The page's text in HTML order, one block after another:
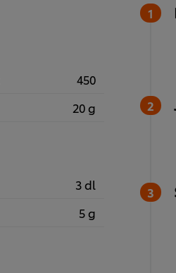
450
20 g
3 dl
5 g